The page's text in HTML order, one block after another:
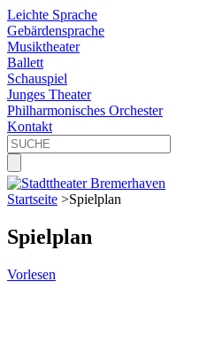
Leichte Sprache
Gebärdensprache
Musiktheater
Ballett
Schauspiel
Junges Theater
Philharmonisches Orchester
Kontakt
Startseite >Spielplan
Spielplan
Vorlesen